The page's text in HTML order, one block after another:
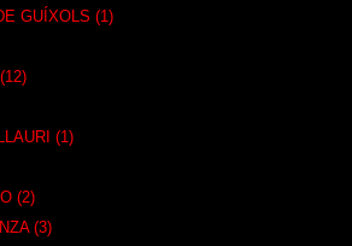
GUÍXOLS (1)
(1)
(2)
(3)